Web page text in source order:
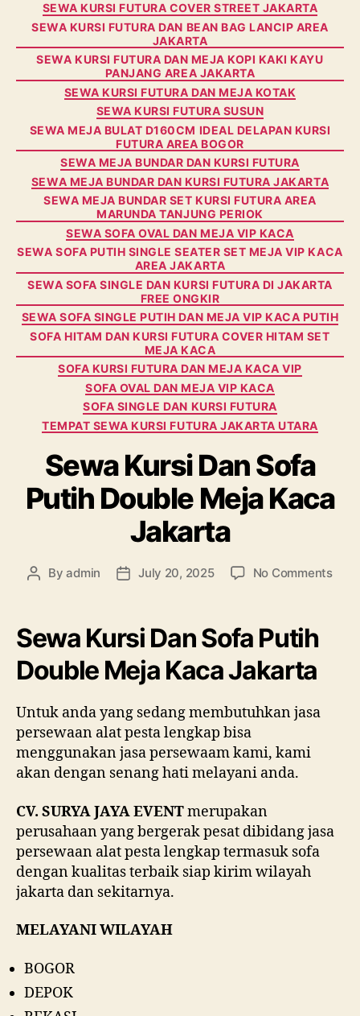
SEWA KURSI FUTURA COVER STREET JAKARTA
SEWA KURSI FUTURA DAN BEAN BAG LANCIP AREA
JAKARTA
SEWA KURSI FUTURA DAN MEJA KOPI KAKI KAYU
PANJANG AREA JAKARTA
SEWA KURSI FUTURA DAN MEJA KOTAK
SEWA KURSI FUTURA SUSUN
SEWA MEJA BULAT D160CM IDEAL DELAPAN KURSI
FUTURA AREA BOGOR
SEWA MEJA BUNDAR DAN KURSI FUTURA
SEWA MEJA BUNDAR DAN KURSI FUTURA JAKARTA
SEWA MEJA BUNDAR SET KURSI FUTURA AREA
MARUNDA TANJUNG PERIOK
SEWA SOFA OVAL DAN MEJA VIP KACA
SEWA SOFA PUTIH SINGLE SEATER SET MEJA VIP KACA
AREA JAKARTA
SEWA SOFA SINGLE DAN KURSI FUTURA DI JAKARTA
FREE ONGKIR
SEWA SOFA SINGLE PUTIH DAN MEJA VIP KACA PUTIH
SOFA HITAM DAN KURSI FUTURA COVER HITAM SET
MEJA KACA
SOFA KURSI FUTURA DAN MEJA KACA VIP
SOFA OVAL DAN MEJA VIP KACA
SOFA SINGLE DAN KURSI FUTURA
TEMPAT SEWA KURSI FUTURA JAKARTA UTARA
Sewa Kursi Dan Sofa
Putih Double Meja Kaca
Jakarta
PostByadmin
PostJuly 20, 2025 No Commentson
Sewa Kursi Dan Sofa Putih
Double Meja Kaca Jakarta
Untuk anda yang sedang membutuhkan jasa
persewaan alat pesta lengkap bisa
menggunakan jasa persewaam kami, kami
akan dengan senang hati melayani anda.
CV. SURYA JAYA EVENTmerupakan
perusahaan yang bergerak pesat dibidang jasa
persewaan alat pesta lengkap termasuk sofa
dengan kualitas terbaik siap kirim wilayah
jakarta dan sekitarnya.
MELAYANI WILAYAH
BOGOR
DEPOK